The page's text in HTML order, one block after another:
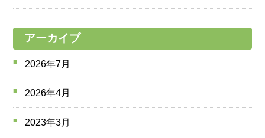
アーカイブ
2026年7月
2026年4月
2023年3月